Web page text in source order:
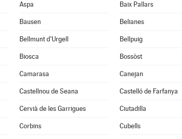
Aspa Baix Pallars
Bausen Belianes
Bellmunt d'Urgell Bellpuig
Biosca Bossòst
Camarasa Canejan
Castellnou de Seana Castelló de Farfanya
Cervià de les Garrigues Ciutadilla
Corbins Cubells